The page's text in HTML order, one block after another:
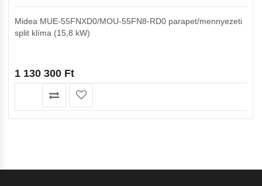
Midea MUE-55FNXD0/MOU-55FN8-RD0 parapet/mennyezeti
split klíma (15,8 kW)
1 130 300 Ft